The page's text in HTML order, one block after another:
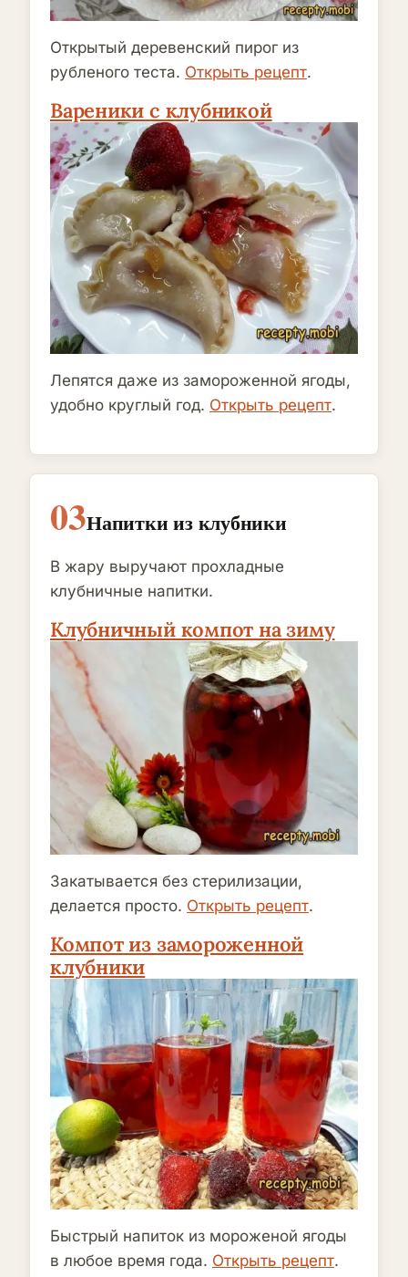
Открытый деревенский пирог из
рубленого теста. Открыть рецепт.
Вареники с клубникой
Лепятся даже из замороженной ягоды,
удобно круглый год. Открыть рецепт.
03Напитки из клубники
В жару выручают прохладные
клубничные напитки.
Клубничный компот на зиму
Закатывается без стерилизации,
делается просто. Открыть рецепт.
Компот из замороженной
клубники
Быстрый напиток из мороженой ягоды
в любое время года. Открыть рецепт.